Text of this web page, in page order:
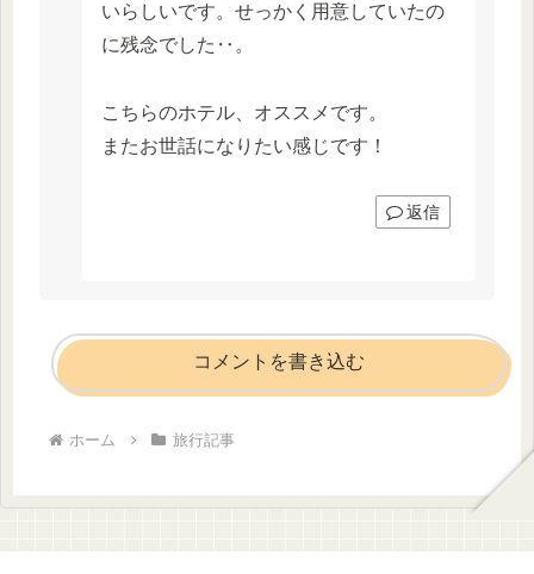
いらしいです。せっかく用意していたの
に残念でした‥。
こちらのホテル、オススメです。
またお世話になりたい感じです！
返信
コメントを書き込む
ホーム 旅行記事